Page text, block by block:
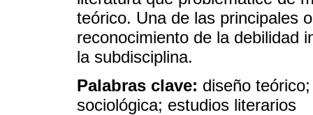
teórico. Una de las principales
reconocimiento de la debilidad
la subdisciplina.
Palabras clave: diseño
sociológica; estudios literarios